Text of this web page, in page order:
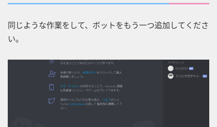
同じような作業をして、ボットをもう一つ追加してくださ
い。